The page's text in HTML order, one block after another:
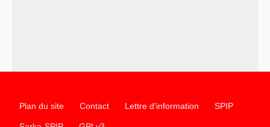
Plan du site Contact Lettre d'information SPIP